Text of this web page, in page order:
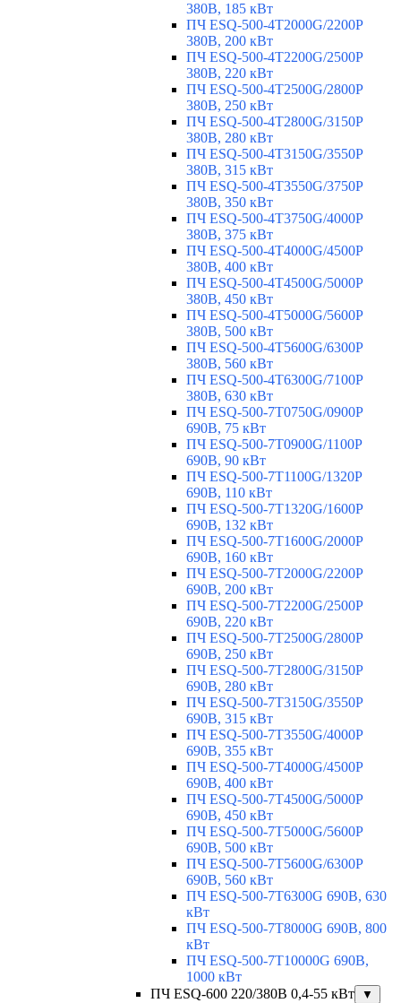
380В, 185 кВт
ПЧ ESQ-500-4T2000G/2200P
380В, 200 кВт
ПЧ ESQ-500-4T2200G/2500P
380В, 220 кВт
ПЧ ESQ-500-4T2500G/2800P
380В, 250 кВт
ПЧ ESQ-500-4T2800G/3150P
380В, 280 кВт
ПЧ ESQ-500-4T3150G/3550P
380В, 315 кВт
ПЧ ESQ-500-4T3550G/3750P
380В, 350 кВт
ПЧ ESQ-500-4T3750G/4000P
380В, 375 кВт
ПЧ ESQ-500-4T4000G/4500P
380В, 400 кВт
ПЧ ESQ-500-4T4500G/5000P
380В, 450 кВт
ПЧ ESQ-500-4T5000G/5600P
380В, 500 кВт
ПЧ ESQ-500-4T5600G/6300P
380В, 560 кВт
ПЧ ESQ-500-4T6300G/7100P
380В, 630 кВт
ПЧ ESQ-500-7T0750G/0900P
690В, 75 кВт
ПЧ ESQ-500-7T0900G/1100P
690В, 90 кВт
ПЧ ESQ-500-7T1100G/1320P
690В, 110 кВт
ПЧ ESQ-500-7T1320G/1600P
690В, 132 кВт
ПЧ ESQ-500-7T1600G/2000P
690В, 160 кВт
ПЧ ESQ-500-7T2000G/2200P
690В, 200 кВт
ПЧ ESQ-500-7T2200G/2500P
690В, 220 кВт
ПЧ ESQ-500-7T2500G/2800P
690В, 250 кВт
ПЧ ESQ-500-7T2800G/3150P
690В, 280 кВт
ПЧ ESQ-500-7T3150G/3550P
690В, 315 кВт
ПЧ ESQ-500-7T3550G/4000P
690В, 355 кВт
ПЧ ESQ-500-7T4000G/4500P
690В, 400 кВт
ПЧ ESQ-500-7T4500G/5000P
690В, 450 кВт
ПЧ ESQ-500-7T5000G/5600P
690В, 500 кВт
ПЧ ESQ-500-7T5600G/6300P
690В, 560 кВт
ПЧ ESQ-500-7T6300G 690В, 630
кВт
ПЧ ESQ-500-7T8000G 690В, 800
кВт
ПЧ ESQ-500-7T10000G 690В,
1000 кВт
ПЧ ESQ-600 220/380В 0,4-55 кВт
▼